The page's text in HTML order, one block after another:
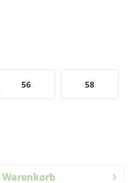
56 58
Warenkorb